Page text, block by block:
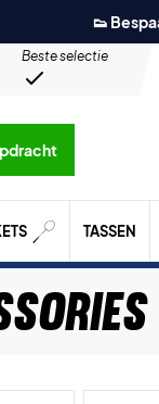
👟
Beste selectie
TASSEN